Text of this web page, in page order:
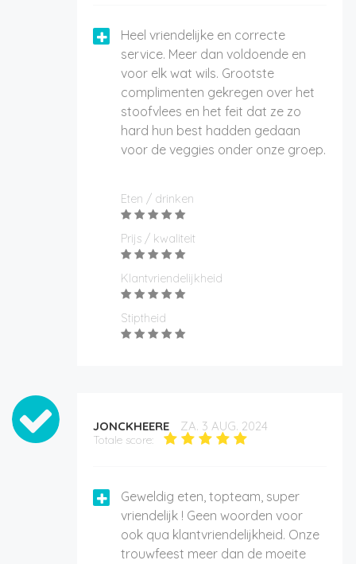
Heel vriendelijke en correcte
service. Meer dan voldoende en
voor elk wat wils. Grootste
complimenten gekregen over het
stoofvlees en het feit dat ze zo
hard hun best hadden gedaan
voor de veggies onder onze groep.
Eten / drinken
Prijs / kwaliteit
Klantvriendelijkheid
Stiptheid
JONCKHEERE ZA. 3 AUG. 2024
Totale score:
Geweldig eten, topteam, super
vriendelijk ! Geen woorden voor
ook qua klantvriendelijkheid. Onze
trouwfeest meer dan de moeite